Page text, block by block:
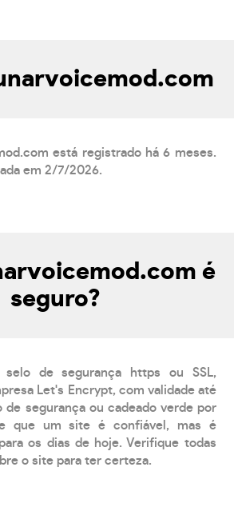
está registrado há 6 meses.
em 2/7/2026.
é
seguro?
selo de segurança https ou SSL,
Let's Encrypt, com validade até
segurança ou cadeado verde por
que um site é confiável, mas é
os dias de hoje. Verifique todas
o site para ter certeza.